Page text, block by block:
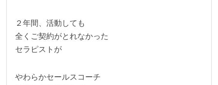
２年間、活動しても
全くご契約がとれなかった
セラピストが
やわらかセールスコーチ